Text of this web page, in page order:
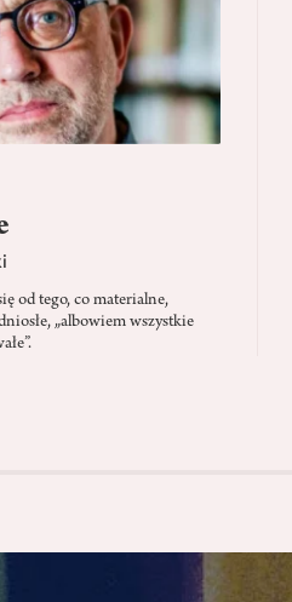
od tego, co materialne,
„albowiem wszystkie